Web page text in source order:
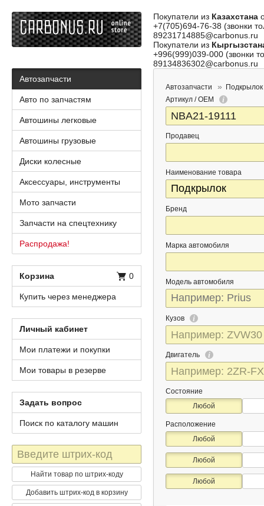
Покупатели из Казахстана
+7(705)694-76-38 (звонки
89231714885@carbonus.ru
Покупатели из
+996(999)039-000 (звонки
89134836302@carbonus.ru
Автозапчасти
Подкрылок
Артикул / OEM
Продавец
Наименование товара
Бренд
Марка автомобиля
Модель автомобиля
Кузов
Двигатель
Состояние
Любой
Расположение
Любой
Любой
Любой
Автозапчасти
Авто по запчастям
Автошины легковые
Автошины грузовые
Диски колесные
Аксессуары, инструменты
Мото запчасти
Запчасти на спецтехнику
Распродажа!
Корзина 0
Купить через менеджера
Личный кабинет
Мои платежи и покупки
Мои товары в резерве
Задать вопрос
Поиск по каталогу машин
Штрих-
код
Найти товар по штрих-коду
Добавить штрих-код в корзину